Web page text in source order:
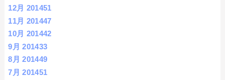
12月 201451
11月 201447
10月 201442
9月 201433
8月 201449
7月 201451